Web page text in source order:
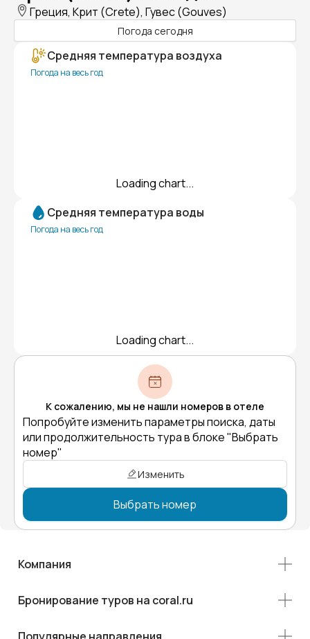
Греция, Крит (Crete), Гувес (Gouves)
Погода сегодня
Средняя температура воздуха
Погода на весь год
Loading chart...
Средняя температура воды
Погода на весь год
Loading chart...
К сожалению, мы не нашли номеров в отеле
Попробуйте изменить параметры поиска, даты
или продолжительность тура в блоке "Выбрать
номер"
Изменить
Выбрать номер
Компания
Бронирование туров на coral.ru